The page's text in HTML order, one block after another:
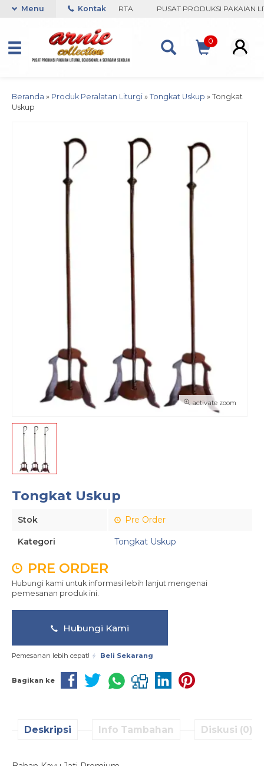
BORO, YOGYAKARTA PUSAT PRODUKSI PAKAIAN
Menu Kontak
0
Beranda » Produk Peralatan Liturgi » Tongkat Uskup » Tongkat
Uskup
activate zoom
Tongkat Uskup
Stok Pre Order
Kategori Tongkat Uskup
PRE ORDER
Hubungi kami untuk informasi lebih lanjut mengenai
pemesanan produk ini.
Hubungi Kami
Pemesanan lebih cepat! Beli Sekarang
Bagikan ke
Deskripsi Info Tambahan Diskusi (0)